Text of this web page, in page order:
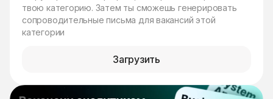
твою категорию. Затем ты сможешь генерировать
сопроводительные письма для вакансий этой
категории
Загрузить